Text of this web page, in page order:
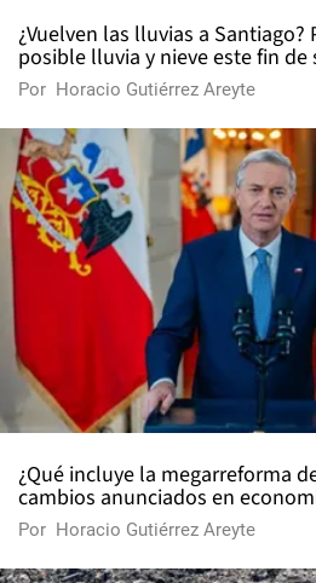
¿Vuelven las lluvias a
posible lluvia y nieve este fin de
Por Horacio Gutiérrez Areyte
¿Qué incluye la megarreforma
cambios anunciados en
Por Horacio Gutiérrez Areyte